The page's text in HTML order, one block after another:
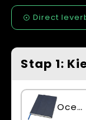
Veiligheid,
Direct
Stap 1:
Oceaanblauw